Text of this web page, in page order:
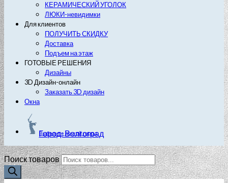
КЕРАМИЧЕСКИЙ УГОЛОК
ЛЮКИ-невидимки
Для клиентов
ПОЛУЧИТЬ СКИДКУ
Доставка
Подъем на этаж
ГОТОВЫЕ РЕШЕНИЯ
Дизайны
3D Дизайн-онлайн
Заказать 3D дизайн
Окна
Город: Волгоград
Выберите другой город
Поиск товаров